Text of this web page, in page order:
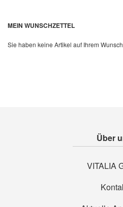
MEIN WUNSCHZETTEL
Sie haben keine Artikel auf Ihrem
Über
VITALIA